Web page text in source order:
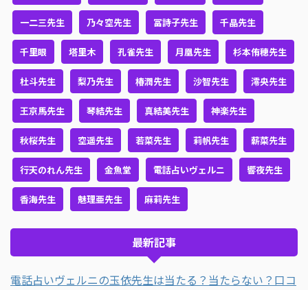
一二三先生 乃々空先生 冨詩子先生 千晶先生
千里眼 塔里木 孔雀先生 月凰先生 杉本侑穂先生
杜斗先生 梨乃先生 椿潤先生 沙智先生 澪央先生
王京馬先生 琴結先生 真結美先生 神楽先生
秋桜先生 空遥先生 若菜先生 莉帆先生 薪菜先生
行天のれん先生 金魚堂 電話占いヴェルニ 響夜先生
香海先生 魅理亜先生 麻莉先生
最新記事
電話占いヴェルニの玉依先生は当たる？当たらない？口コ